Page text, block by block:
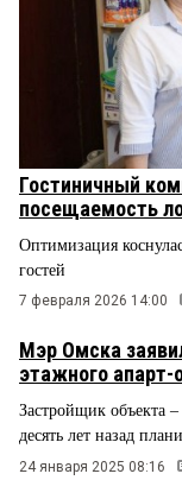
Гостиничный
посещаемость
Оптимизация
гостей
7 февраля 2026 14:00
Мэр Омска
этажного
Застройщик объекта
десять лет назад
24 января 2025 08:16